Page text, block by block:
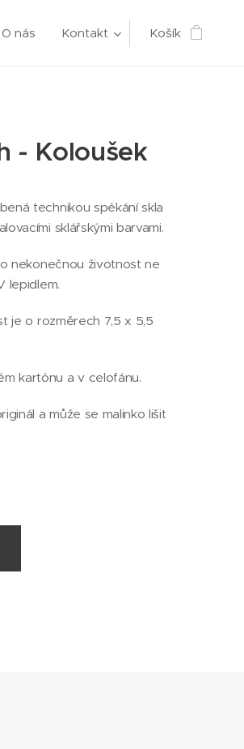
O nás Kontakt Košík
- Koloušek
technikou spékání skla
sklářskými barvami.
nekonečnou životnost ne
lepidlem.
je o rozměrech 7,5 x 5,5
kartónu a v celofánu.
a může se malinko lišit